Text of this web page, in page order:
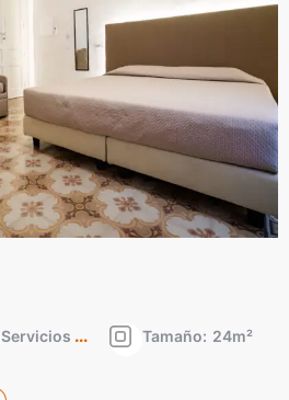
Servicios Tamaño: 24m²